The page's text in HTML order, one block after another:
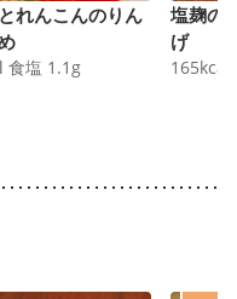
れんこんのりん
食塩 1.1 g
塩麹の
げ
165kcal